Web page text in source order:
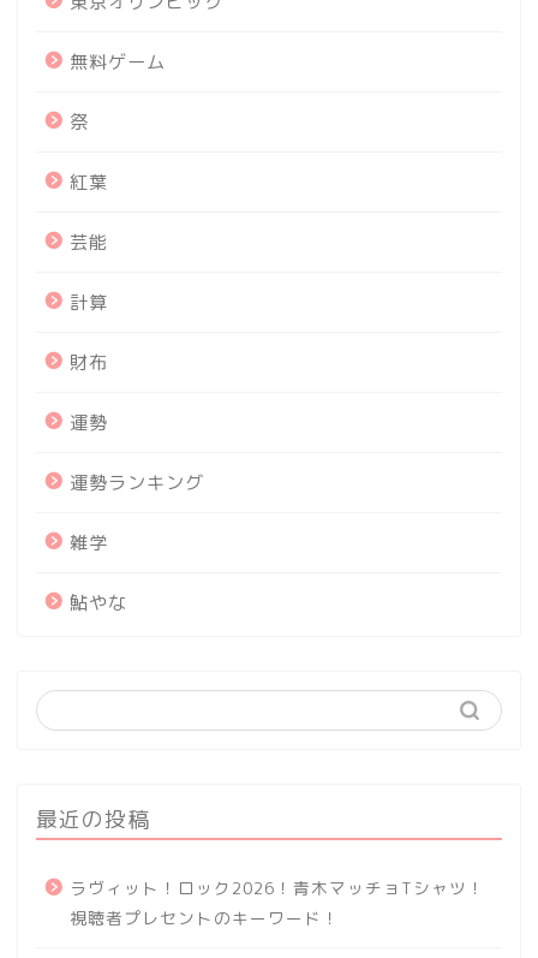
無料ゲーム
祭
紅葉
芸能
計算
財布
運勢
運勢ランキング
雑学
鮎やな
最近の投稿
ラヴィット！ロック2026！青木マッチョTシャツ！
視聴者プレセントのキーワード！